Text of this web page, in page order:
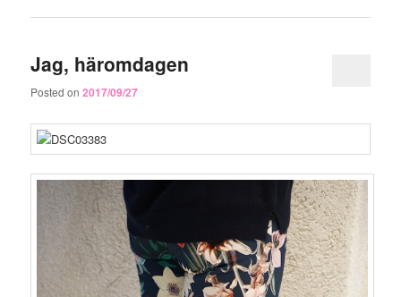
Jag, häromdagen
Posted on2017/09/27